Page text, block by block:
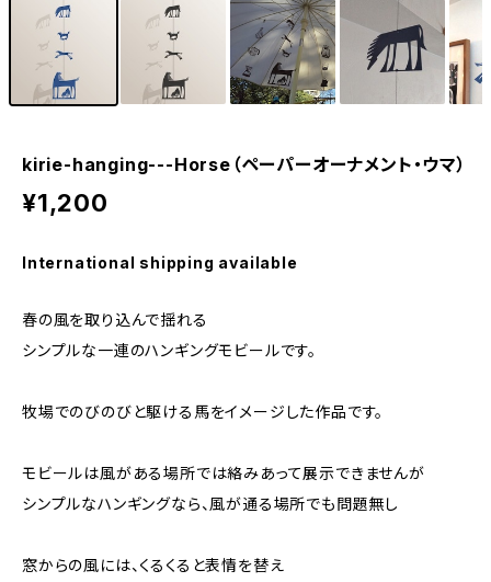
kirie-hanging---Horse（ペーパーオーナメント・ウマ）
¥1,200
International shipping available
春の風を取り込んで揺れる
シンプルな一連のハンギングモビールです。
牧場でのびのびと駆ける馬をイメージした作品です。
モビールは風がある場所では絡みあって展示できませんが
シンプルなハンギングなら、風が通る場所でも問題無し
窓からの風には、くるくると表情を替え